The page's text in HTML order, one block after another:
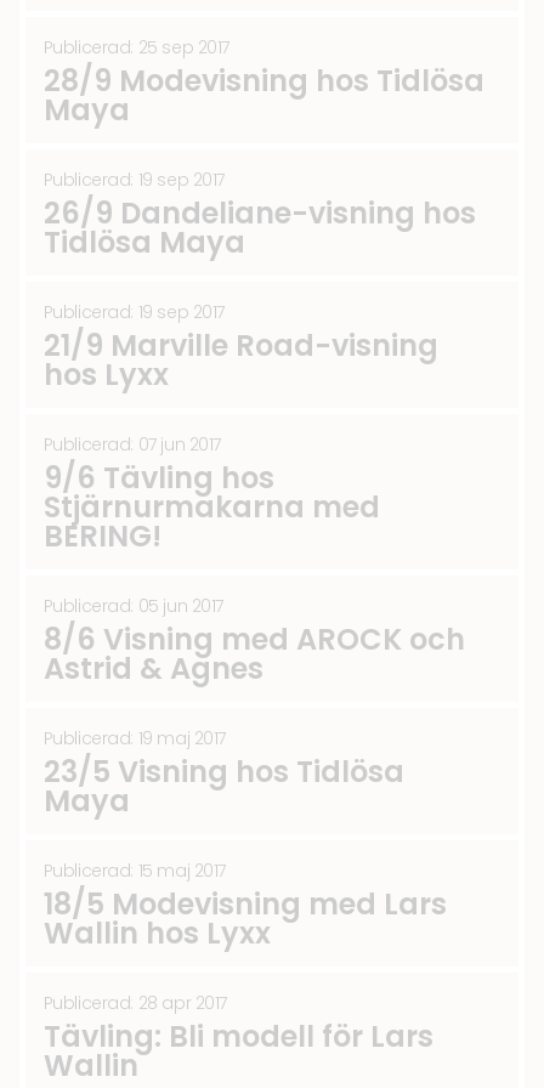
Publicerad: 25 sep 2017
28/9 Modevisning hos Tidlösa
Maya
Publicerad: 19 sep 2017
26/9 Dandeliane-visning hos
Tidlösa Maya
Publicerad: 19 sep 2017
21/9 Marville Road-visning
hos Lyxx
Publicerad: 07 jun 2017
9/6 Tävling hos
Stjärnurmakarna med
BERING!
Publicerad: 05 jun 2017
8/6 Visning med AROCK och
Astrid & Agnes
Publicerad: 19 maj 2017
23/5 Visning hos Tidlösa
Maya
Publicerad: 15 maj 2017
18/5 Modevisning med Lars
Wallin hos Lyxx
Publicerad: 28 apr 2017
Tävling: Bli modell för Lars
Wallin